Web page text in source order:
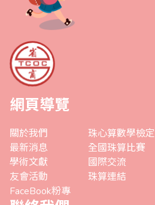
網頁導覽
關於我們
最新消息
學術文獻
友會活動
FaceBook粉專
珠心算數學檢定
全國珠算比賽
國際交流
珠算連結